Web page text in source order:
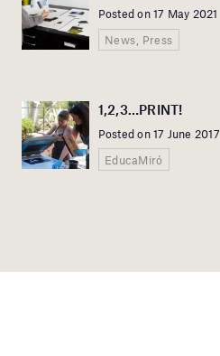
Posted on 17 May 2021
News, Press
1,2,3…PRINT!
Posted on 17 June 2017
EducaMiró